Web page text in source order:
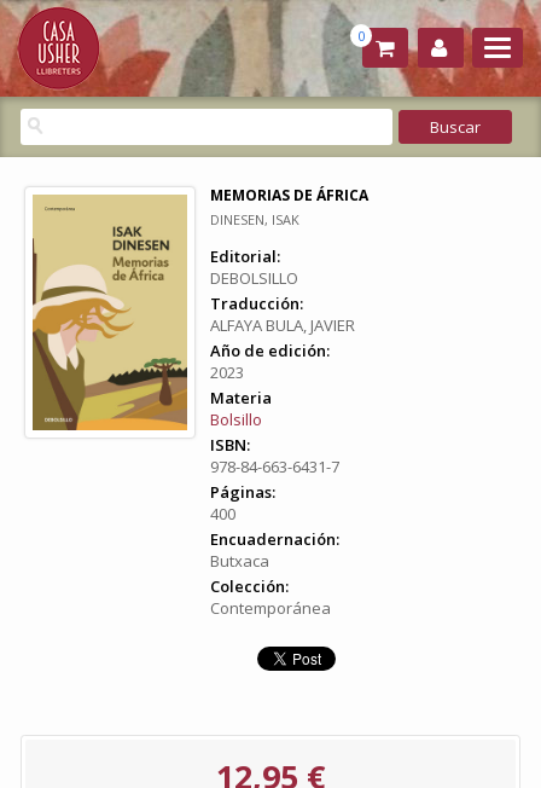
0
MEMORIAS DE ÁFRICA
DINESEN, ISAK
Editorial:
DEBOLSILLO
Traducción:
ALFAYA BULA, JAVIER
Año de edición:
2023
Materia
Bolsillo
ISBN:
978-84-663-6431-7
Páginas:
400
Encuadernación:
Butxaca
Colección:
Contemporánea
12,95 €